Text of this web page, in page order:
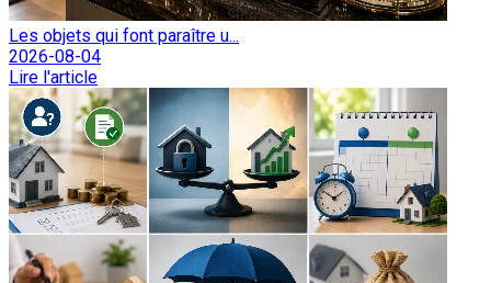
Les objets qui font paraître u...
2026-08-04
Lire l'article